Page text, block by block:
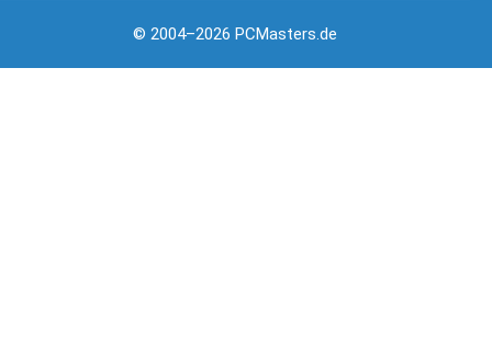
© 2004–2026 PCMasters.de